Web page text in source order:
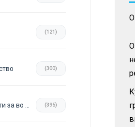
(121)
(300)
(395)